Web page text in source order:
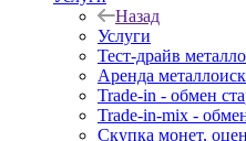
Назад
Услуги
Тест-драйв
Аренда
Trade-in - обмен
Trade-in-mix -
Скупка монет,